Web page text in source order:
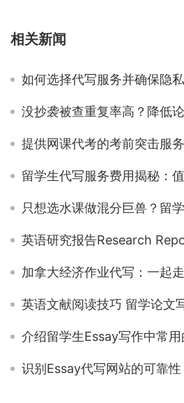
相关新闻
如何选择代写服务并确保隐
没抄袭被查重复率高？降低论文重复
提供网课代考的考前突击服
留学生代写服务费用揭秘：
只想选水课做混分巨兽？留学生
英语研究报告Research Report怎
加拿大经济作业代写：一起
英语文献阅读技巧 留学论文
介绍留学生Essay写作中常
识别Essay代写网站的可靠性，